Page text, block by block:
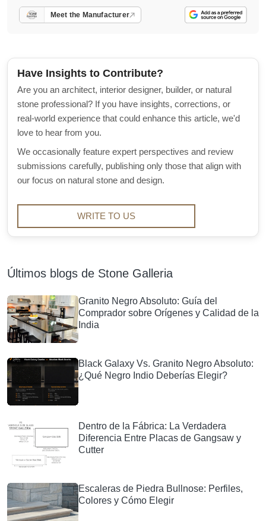
Meet the Manufacturer
Have Insights to Contribute?
Are you an architect, interior designer, builder, or natural
stone professional? If you have insights, corrections, or
real-world experience that could enhance this article, we'd
love to hear from you.
We occasionally feature expert perspectives and review
submissions carefully, publishing only those that align with
our focus on natural stone and design.
WRITE TO US
Últimos blogs de Stone Galleria
Granito Negro Absoluto: Guía del
Comprador sobre Orígenes y Calidad de la
India
Black Galaxy Vs. Granito Negro Absoluto:
¿Qué Negro Indio Deberías Elegir?
Dentro de la Fábrica: La Verdadera
Diferencia Entre Placas de Gangsaw y
Cutter
Escaleras de Piedra Bullnose: Perfiles,
Colores y Cómo Elegir